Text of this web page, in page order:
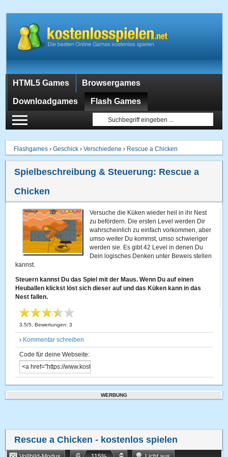
HTML5 Games Browsergames
Downloadgames Flash Games
Flashgames ›Geschick ›Verschiedene › Rescue a Chicken
Spielbeschreibung & Steuerung: Rescue a
Chicken
Versuche die Küken wieder heil in ihr Nest
zu befördern. Die ersten Level werden Dir
wahrscheinlich zu einfach vorkommen, aber
umso weiter Du kommst, umso schwieriger
werden sie. Es gibt 42 Level in denen Du
Dein logisches Denken unter Beweis stellen
kannst.
Steuern kannst Du das Spiel mit der Maus. Wenn Du auf einen
Heuballen klickst löst sich dieser auf und das Küken kann in das
Nest fallen.
3.5/5 , Bewertungen:3
› Kommentar schreiben
Code für deine Webseite:
WERBUNG
Rescue a Chicken - kostenlos spielen